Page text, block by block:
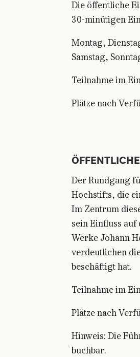
Die öffentliche
30-minütigen
Montag,
Samstag,
Teilnahme im
Plätze nach
Der Rundgang
Hochstifts, die
Im Zentrum
sein Einfluss auf
Werke Johann
verdeutlichen
beschäftigt hat.
Teilnahme im
Plätze nach
Hinweis: Die
buchbar.